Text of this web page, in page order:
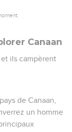
Canaan
ils campèrent
de Canaan,
un homme